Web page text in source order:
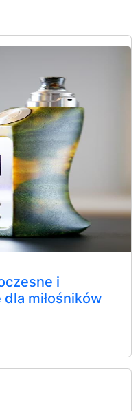
i
miłośników